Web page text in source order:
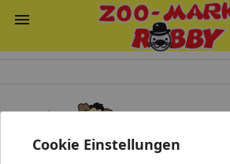

Cookie Einstellungen